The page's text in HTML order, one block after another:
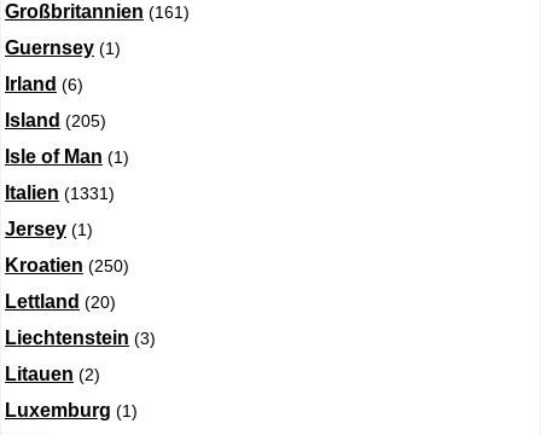
Großbritannien (161)
Guernsey (1)
Irland (6)
Island (205)
Isle of Man (1)
Italien (1331)
Jersey (1)
Kroatien (250)
Lettland (20)
Liechtenstein (3)
Litauen (2)
Luxemburg (1)